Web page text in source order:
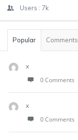
Users : 7k
Popular Comments
x
0 Comments
x
0 Comments